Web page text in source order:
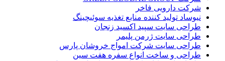
شرکت دارویی فاخر
نیوساد تولید کننده منابع تغذیه سوئیچینگ
طراحی سایت سپید اکسید زنجان
طراحی سایت ژرمن پلیمر
طراحی سایت شرکت امواج خروشان پارس
طراحی و ساخت انواع سفره هفت سین